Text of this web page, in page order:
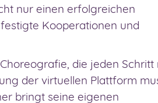
nur einen erfolgreichen
Kooperationen und
die jeden Schritt
der virtuellen Plattform
bringt seine eigenen